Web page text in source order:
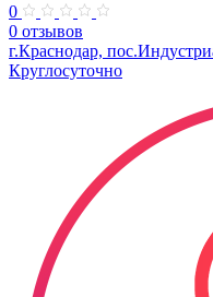
0
0 отзывов
г.Краснодар,
Круглосуточно